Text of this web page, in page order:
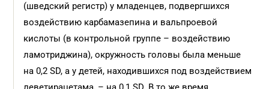
(шведский регистр) у младенцев, подвергшихся
воздействию карбамазепина и вальпроевой
кислоты (в контрольной группе – воздействию
ламотриджина), окружность головы была меньше
на 0,2 SD, а у детей, находившихся под воздействием